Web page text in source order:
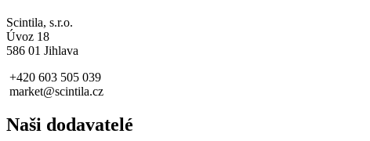
Scintila, s.r.o.
Úvoz 18
586 01 Jihlava
+420 603 505 039
market@scintila.cz
Naši dodavatelé